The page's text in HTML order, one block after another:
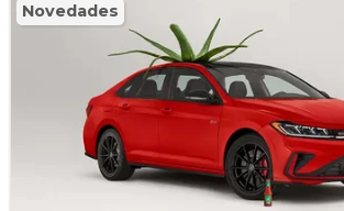
Novedades